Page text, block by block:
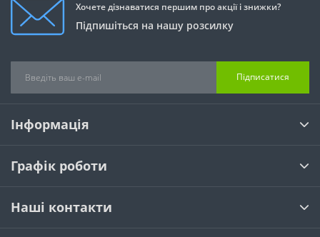
Хочете дізнаватися першим про акції і знижки?
Підпишіться на нашу розсилку
Підписатися
Інформація
Графік роботи
Наші контакти